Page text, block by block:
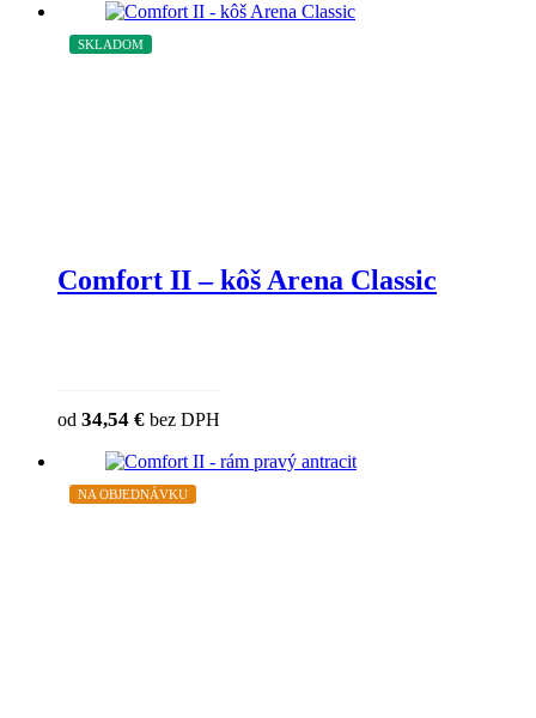
SKLADOM
Comfort II – kôš Arena Classic
od 34,54 € bez DPH
NA OBJEDNÁVKU